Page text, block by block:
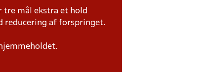
tre mål ekstra et hold
reducering af forspringet.